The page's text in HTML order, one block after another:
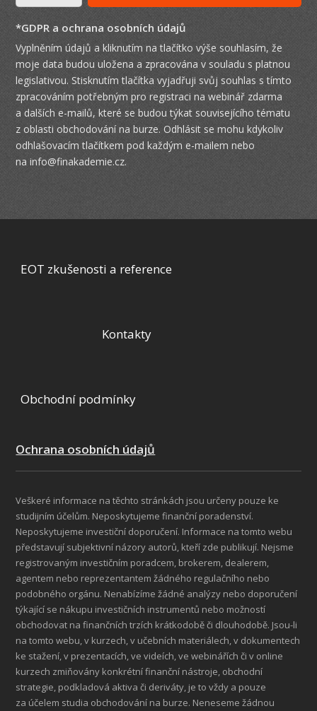
*GDPR a ochrana osobních údajů
Vyplněním údajů a kliknutím na tlačítko výše souhlasím, že
moje data budou uložena a zpracována v souladu s platnou
legislativou. Stisknutím tlačítka vyjadřuji svůj souhlas s tímto
zpracováním potřebným pro registraci na webinář zdarma
a dalších e-mailů, které se budou týkat souvisejícího tématu
z oblasti obchodování na burze. Odhlásit se mohu kdykoliv
odhlašovacím tlačítkem pod každým e-mailem nebo
nainfo@finakademie.cz.
EOT zkušenosti a reference
Kontakty
Obchodní podmínky
Ochrana osobních údajů
Veškeré informace na těchto stránkách jsou určeny pouze ke
studijním účelům. Neposkytujeme finanční poradenství.
Neposkytujeme investiční doporučení. Informace na tomto webu
představují subjektivní názory autorů, kteří zde publikují. Nejsme
registrovaným investičním poradcem, brokerem, dealerem,
agentem nebo reprezentantem žádného regulačního nebo
podobného orgánu. Nenabízíme žádné analýzy nebo doporučení
týkající se nákupu investičních instrumentů nebo možností
obchodovat na finančních trzích krátkodobě či dlouhodobě. Jsou-li
na tomto webu, v kurzech, v učebních materiálech, v dokumentech
ke stažení, v prezentacích, ve videích, ve webinářích či v online
kurzech zmiňovány konkrétní finanční nástroje, obchodní
strategie, podkladová aktiva či deriváty, je to vždy a pouze
za účelem studia obchodování na burze. Neneseme žádnou